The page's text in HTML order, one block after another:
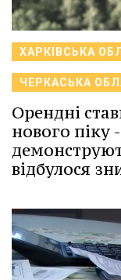
ХАРКІВСЬКА
ЧЕРКАСЬКА
Орендні
нового піку
відбулося